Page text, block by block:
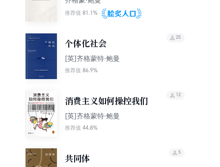
推荐值 81.1%
个体化社会
[英]齐格蒙特·鲍曼
推荐值 86.9%
25
消费主义如何操控我们
[英]齐格蒙特·鲍曼
推荐值 44.8%
12
共同体
5